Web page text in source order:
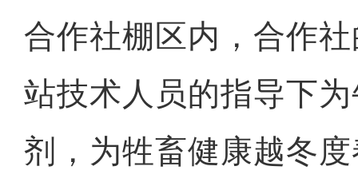
合作社棚区内，合作
站技术人员的指导下
剂，为牲畜健康越冬